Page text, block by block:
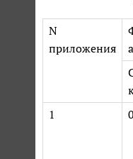
N
приложения
1